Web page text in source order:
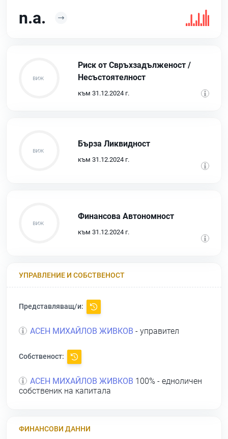
n.a.
Риск от Свръхзадълженост /
Несъстоятелност
към 31.12.2024 г.
Бърза Ликвидност
към 31.12.2024 г.
Финансова Автономност
към 31.12.2024 г.
УПРАВЛЕНИЕ И СОБСТВЕНОСТ
Представляващ/и:
АСЕН МИХАЙЛОВ ЖИВКОВ - управител
Собственост:
АСЕН МИХАЙЛОВ ЖИВКОВ 100% - едноличен
собственик на капитала
ФИНАНСОВИ ДАННИ